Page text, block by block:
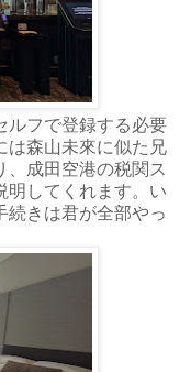
ルフで登録する必要
は森山未來に似た兄
、成田空港の税関ス
明してくれます。い
続きは君が全部やっ